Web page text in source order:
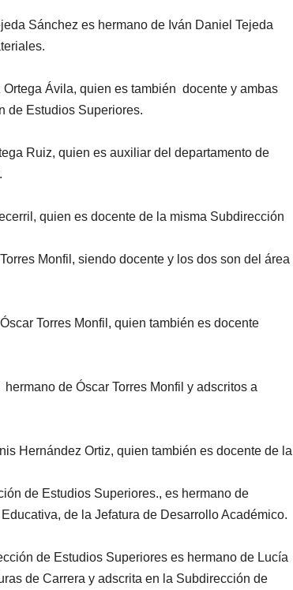
Sánchez es hermano de Iván Daniel Tejeda
Ávila, quien es también docente y ambas
de Estudios Superiores.
Ruiz, quien es auxiliar del departamento de
quien es docente de la misma Subdirección
Monfil, siendo docente y los dos son del área
Torres Monfil, quien también es docente
de Óscar Torres Monfil y adscritos a
Hernández Ortiz, quien también es docente de la
de Estudios Superiores., es hermano de
de la Jefatura de Desarrollo Académico.
de Estudios Superiores es hermano de Lucía
de Carrera y adscrita en la Subdirección de